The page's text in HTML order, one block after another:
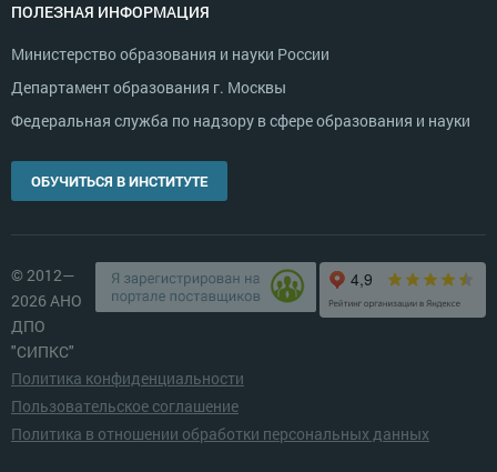
ПОЛЕЗНАЯ ИНФОРМАЦИЯ
Министерство образования и науки России
Департамент образования г. Москвы
Федеральная служба по надзору в сфере образования и науки
ОБУЧИТЬСЯ В ИНСТИТУТЕ
© 2012—
2026 АНО
ДПО
"СИПКС"
Политика конфиденциальности
Пользовательское соглашение
Политика в отношении обработки персональных данных